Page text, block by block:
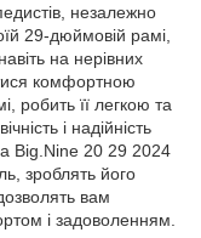
незалежно
29-дюймовій рамі,
на нерівних
комфортною
робить її легкою та
і надійність
Big.Nine 20 29 2024
зроблять його
вам
і задоволенням.